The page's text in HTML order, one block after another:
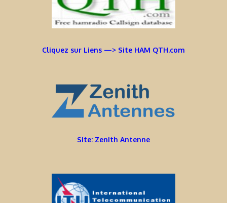
Cliquez sur Liens —> Site HAM QTH.com
Site: Zenith Antenne